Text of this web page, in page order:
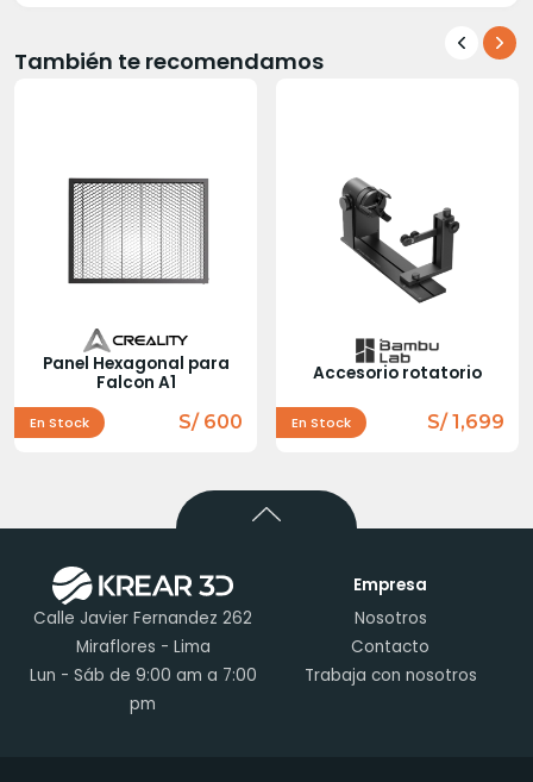
También te recomendamos
Panel Hexagonal para
Falcon A1
En Stock S/ 600
Accesorio rotatorio
En Stock S/ 1,699
Calle Javier Fernandez 262
Miraflores - Lima
Lun - Sáb de 9:00 am a 7:00
pm
Empresa
Nosotros
Contacto
Trabaja con nosotros